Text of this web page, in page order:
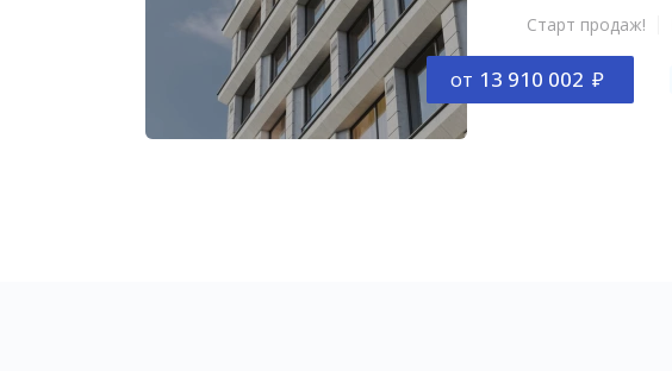
Старт продаж!
от 13 910 002